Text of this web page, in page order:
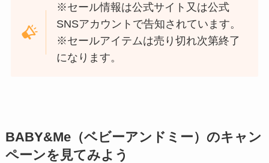
※セール情報は公式サイト又は公式
SNSアカウントで告知されています。
※セールアイテムは売り切れ次第終了
になります。
BABY&Me（ベビーアンドミー）のキャン
ペーンを見てみよう